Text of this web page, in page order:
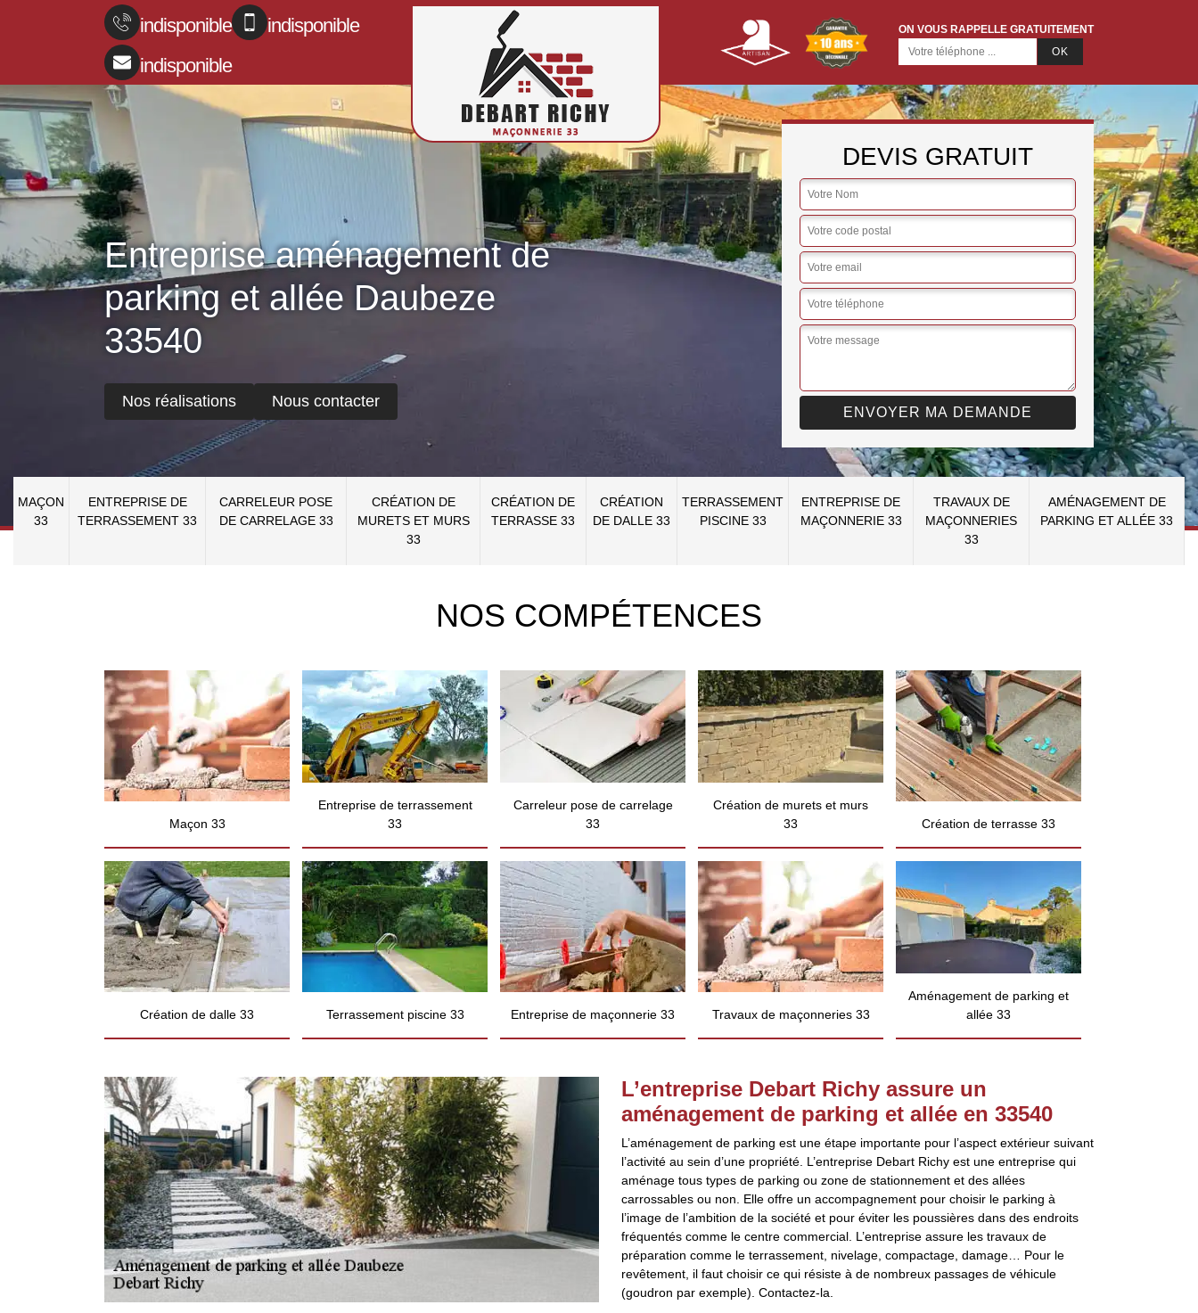
indisponible
indisponible
indisponible
ON VOUS RAPPELLE GRATUITEMENT
Entreprise aménagement de
parking et allée Daubeze
33540
Nos réalisations Nous contacter
DEVIS GRATUIT
MAÇON
33
ENTREPRISE DE
TERRASSEMENT 33
CARRELEUR POSE
DE CARRELAGE 33
CRÉATION DE
MURETS ET MURS
33
CRÉATION DE
TERRASSE 33
CRÉATION
DE DALLE 33
TERRASSEMENT
PISCINE 33
ENTREPRISE DE
MAÇONNERIE 33
TRAVAUX DE
MAÇONNERIES
33
AMÉNAGEMENT DE
PARKING ET ALLÉE 33
NOS COMPÉTENCES
Maçon 33
Entreprise de terrassement
33
Carreleur pose de carrelage
33
Création de murets et murs
33
Création de terrasse 33
Création de dalle 33 Terrassement piscine 33 Entreprise de maçonnerie 33 Travaux de maçonneries 33
Aménagement de parking et
allée 33
L’entreprise Debart Richy assure un
aménagement de parking et allée en 33540
L’aménagement de parking est une étape importante pour l’aspect extérieur suivant
l’activité au sein d’une propriété. L’entreprise Debart Richy est une entreprise qui
aménage tous types de parking ou zone de stationnement et des allées
carrossables ou non. Elle offre un accompagnement pour choisir le parking à
l’image de l’ambition de la société et pour éviter les poussières dans des endroits
fréquentés comme le centre commercial. L’entreprise assure les travaux de
préparation comme le terrassement, nivelage, compactage, damage… Pour le
revêtement, il faut choisir ce qui résiste à de nombreux passages de véhicule
(goudron par exemple). Contactez-la.